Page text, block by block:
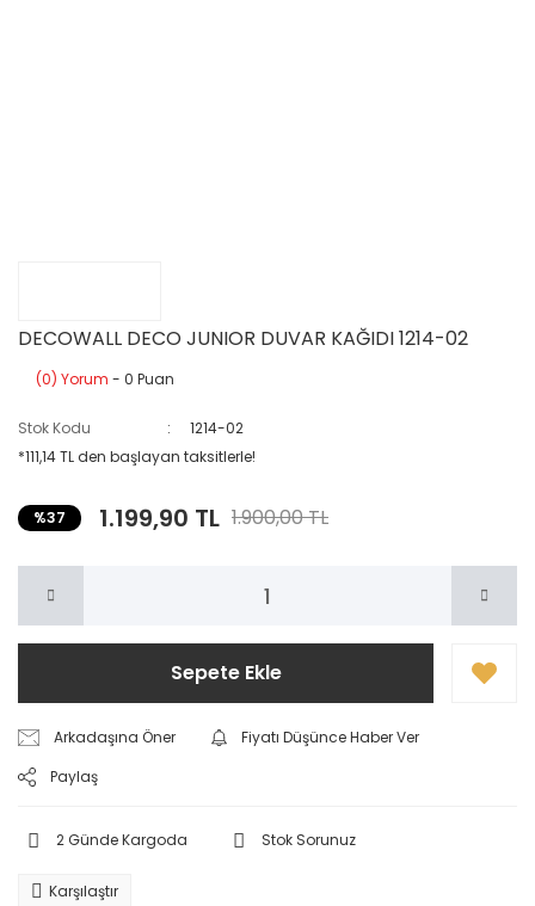
DECOWALL DECO JUNIOR DUVAR KAĞIDI 1214-02
(0) Yorum - 0 Puan
Stok Kodu
1214-02
*111,14 TL den başlayan taksitlerle!
%37 1.199,90 TL 1.900,00 TL
Sepete Ekle
Arkadaşına Öner
Fiyatı Düşünce Haber Ver
Paylaş
2 Günde Kargoda Stok Sorunuz
Karşılaştır